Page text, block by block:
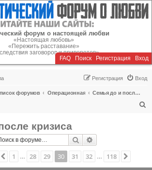
форум о настоящей любви
«Настоящая любовь»
«Пережить расставание»
заговоров и приворотов»
FAQ Поиск Регистрация Вход
Вход
Регистрация
форумов Операционная
Семья до и после кризиса
кризиса
Поиск
30из 118
Пред.
1 28 29 30 31 32 118